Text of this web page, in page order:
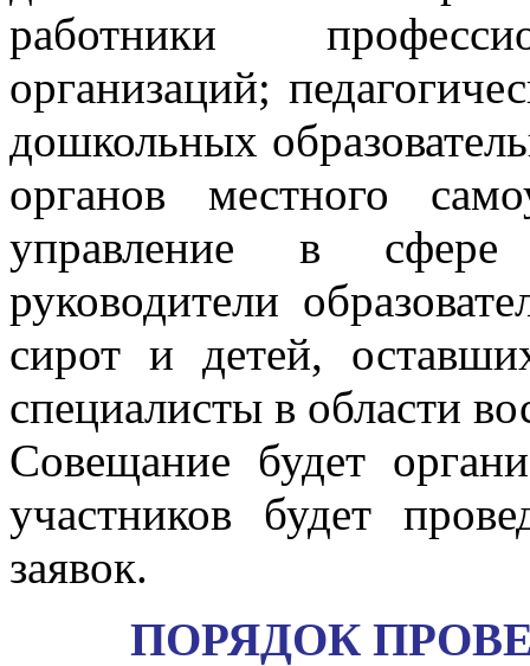
работники
организаций;
дошкольных
органов местного
управление в сфере
руководители
сирот и детей,
специалисты в области
Совещание будет
участников будет
заявок.
ПОРЯДОК